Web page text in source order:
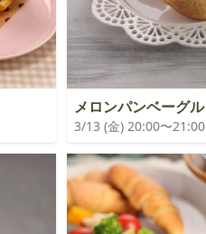
メロンパンベーグル
3/13 (金) 20:00〜21:00